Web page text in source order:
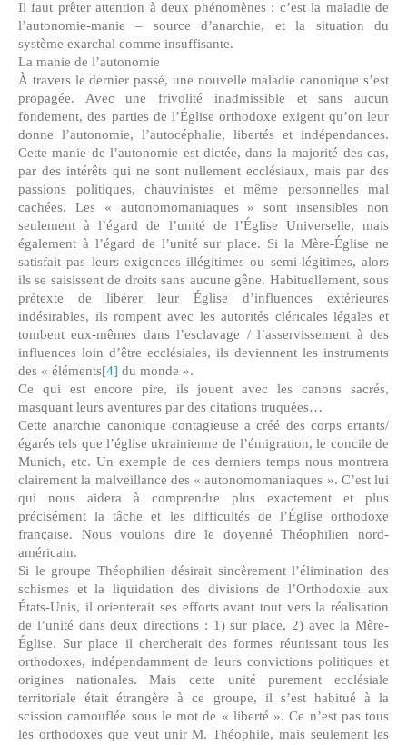
Il faut prêter attention à deux phénomènes : c’est la maladie de
l’autonomie-manie – source d’anarchie, et la situation du
système exarchal comme insuffisante.
La manie de l’autonomie
À travers le dernier passé, une nouvelle maladie canonique s’est
propagée. Avec une frivolité inadmissible et sans aucun
fondement, des parties de l’Église orthodoxe exigent qu’on leur
donne l’autonomie, l’autocéphalie, libertés et indépendances.
Cette manie de l’autonomie est dictée, dans la majorité des cas,
par des intérêts qui ne sont nullement ecclésiaux, mais par des
passions politiques, chauvinistes et même personnelles mal
cachées. Les « autonomomaniaques » sont insensibles non
seulement à l’égard de l’unité de l’Église Universelle, mais
également à l’égard de l’unité sur place. Si la Mère-Église ne
satisfait pas leurs exigences illégitimes ou semi-légitimes, alors
ils se saisissent de droits sans aucune gêne. Habituellement, sous
prétexte de libérer leur Église d’influences extérieures
indésirables, ils rompent avec les autorités cléricales légales et
tombent eux-mêmes dans l’esclavage / l’asservissement à des
influences loin d’être ecclésiales, ils deviennent les instruments
des « éléments[4] du monde ».
Ce qui est encore pire, ils jouent avec les canons sacrés,
masquant leurs aventures par des citations truquées…
Cette anarchie canonique contagieuse a créé des corps errants/
égarés tels que l’église ukrainienne de l’émigration, le concile de
Munich, etc. Un exemple de ces derniers temps nous montrera
clairement la malveillance des « autonomomaniaques ». C’est lui
qui nous aidera à comprendre plus exactement et plus
précisément la tâche et les difficultés de l’Église orthodoxe
française. Nous voulons dire le doyenné Théophilien nord-
américain.
Si le groupe Théophilien désirait sincèrement l’élimination des
schismes et la liquidation des divisions de l’Orthodoxie aux
États-Unis, il orienterait ses efforts avant tout vers la réalisation
de l’unité dans deux directions : 1) sur place, 2) avec la Mère-
Église. Sur place il chercherait des formes réunissant tous les
orthodoxes, indépendamment de leurs convictions politiques et
origines nationales. Mais cette unité purement ecclésiale
territoriale était étrangère à ce groupe, il s’est habitué à la
scission camouflée sous le mot de « liberté ». Ce n’est pas tous
les orthodoxes que veut unir M. Théophile, mais seulement les